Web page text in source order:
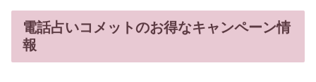
電話占いコメットのお得なキャンペーン情
報